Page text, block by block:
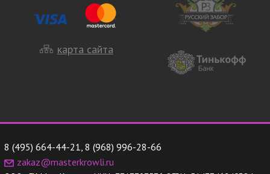
карта сайта
8 (495) 664-44-21, 8 (968) 996-28-66
zakaz@masterkrowli.ru